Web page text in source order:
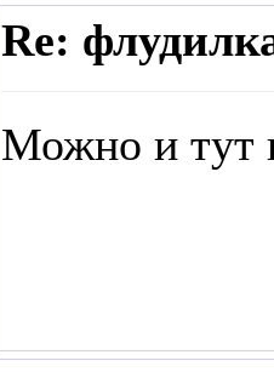
Re:
Можно и тут